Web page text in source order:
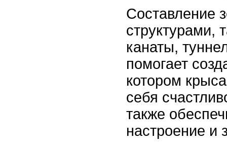
Составление
структурами,
канаты,
помогает
котором
себя
также
настроение и